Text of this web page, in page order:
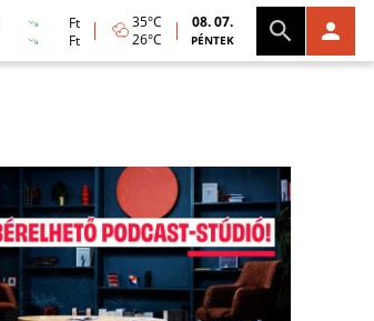
Ft
Ft
35°C
26°C
08. 07.
PÉNTEK